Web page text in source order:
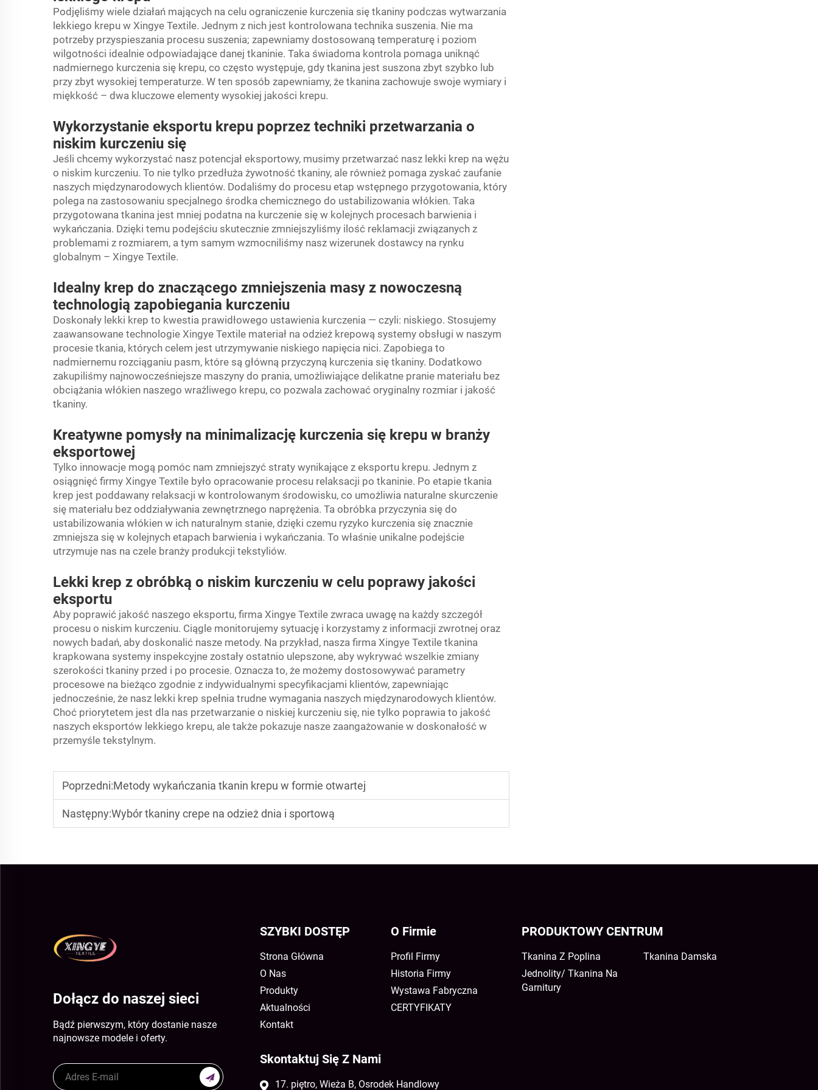
Podjęliśmy wiele działań mających na celu ograniczenie kurczenia się tkaniny podczas wytwarzania
lekkiego krepu w Xingye Textile. Jednym z nich jest kontrolowana technika suszenia. Nie ma
potrzeby przyspieszania procesu suszenia; zapewniamy dostosowaną temperaturę i poziom
wilgotności idealnie odpowiadające danej tkaninie. Taka świadoma kontrola pomaga uniknąć
nadmiernego kurczenia się krepu, co często występuje, gdy tkanina jest suszona zbyt szybko lub
przy zbyt wysokiej temperaturze. W ten sposób zapewniamy, że tkanina zachowuje swoje wymiary i
miękkość – dwa kluczowe elementy wysokiej jakości krepu.
Wykorzystanie eksportu krepu poprzez techniki przetwarzania o
niskim kurczeniu się
Jeśli chcemy wykorzystać nasz potencjał eksportowy, musimy przetwarzać nasz lekki krep na wężu
o niskim kurczeniu. To nie tylko przedłuża żywotność tkaniny, ale również pomaga zyskać zaufanie
naszych międzynarodowych klientów. Dodaliśmy do procesu etap wstępnego przygotowania, który
polega na zastosowaniu specjalnego środka chemicznego do ustabilizowania włókien. Taka
przygotowana tkanina jest mniej podatna na kurczenie się w kolejnych procesach barwienia i
wykańczania. Dzięki temu podejściu skutecznie zmniejszyliśmy ilość reklamacji związanych z
problemami z rozmiarem, a tym samym wzmocniliśmy nasz wizerunek dostawcy na rynku
globalnym – Xingye Textile.
Idealny krep do znaczącego zmniejszenia masy z nowoczesną
technologią zapobiegania kurczeniu
Doskonały lekki krep to kwestia prawidłowego ustawienia kurczenia — czyli: niskiego. Stosujemy
zaawansowane technologie Xingye Textile materiał na odzież krepową systemy obsługi w naszym
procesie tkania, których celem jest utrzymywanie niskiego napięcia nici. Zapobiega to
nadmiernemu rozciąganiu pasm, które są główną przyczyną kurczenia się tkaniny. Dodatkowo
zakupiliśmy najnowocześniejsze maszyny do prania, umożliwiające delikatne pranie materiału bez
obciążania włókien naszego wrażliwego krepu, co pozwala zachować oryginalny rozmiar i jakość
tkaniny.
Kreatywne pomysły na minimalizację kurczenia się krepu w branży
eksportowej
Tylko innowacje mogą pomóc nam zmniejszyć straty wynikające z eksportu krepu. Jednym z
osiągnięć firmy Xingye Textile było opracowanie procesu relaksacji po tkaninie. Po etapie tkania
krep jest poddawany relaksacji w kontrolowanym środowisku, co umożliwia naturalne skurczenie
się materiału bez oddziaływania zewnętrznego naprężenia. Ta obróbka przyczynia się do
ustabilizowania włókien w ich naturalnym stanie, dzięki czemu ryzyko kurczenia się znacznie
zmniejsza się w kolejnych etapach barwienia i wykańczania. To właśnie unikalne podejście
utrzymuje nas na czele branży produkcji tekstyliów.
Lekki krep z obróbką o niskim kurczeniu w celu poprawy jakości
eksportu
Aby poprawić jakość naszego eksportu, firma Xingye Textile zwraca uwagę na każdy szczegół
procesu o niskim kurczeniu. Ciągle monitorujemy sytuację i korzystamy z informacji zwrotnej oraz
nowych badań, aby doskonalić nasze metody. Na przykład, nasza firma Xingye Textile tkanina
krapkowana systemy inspekcyjne zostały ostatnio ulepszone, aby wykrywać wszelkie zmiany
szerokości tkaniny przed i po procesie. Oznacza to, że możemy dostosowywać parametry
procesowe na bieżąco zgodnie z indywidualnymi specyfikacjami klientów, zapewniając
jednocześnie, że nasz lekki krep spełnia trudne wymagania naszych międzynarodowych klientów.
Choć priorytetem jest dla nas przetwarzanie o niskiej kurczeniu się, nie tylko poprawia to jakość
naszych eksportów lekkiego krepu, ale także pokazuje nasze zaangażowanie w doskonałość w
przemyśle tekstylnym.
Poprzedni:Metody wykańczania tkanin krepu w formie otwartej
Następny:Wybór tkaniny crepe na odzież dnia i sportową
Dołącz do naszej sieci
Bądź pierwszym, który dostanie nasze
najnowsze modele i oferty.
SZYBKI DOSTĘP
Strona Główna
O Nas
Produkty
Aktualności
Kontakt
O Firmie
Profil Firmy
Historia Firmy
Wystawa Fabryczna
CERTYFIKATY
PRODUKTOWY CENTRUM
Tkanina Z Poplina
Tkanina Damska
Jednolity/ Tkanina Na
Garnitury
Skontaktuj Się Z Nami
17. piętro, Wieża B, Osrodek Handlowy